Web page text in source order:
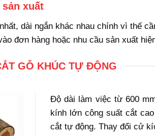
xuất
dài ngắn khác nhau chính vì thế
đơn hàng hoặc nhu cầu sản xuất
GỖ KHÚC TỰ ĐỘNG
Độ dài làm việc từ 600
kính lớn công suất cắt
cắt tự động. Thay đổi cử